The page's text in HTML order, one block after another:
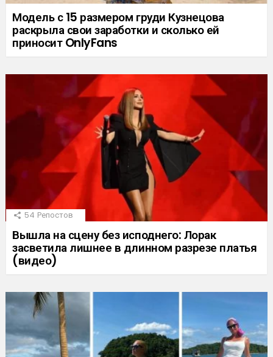
Модель с 15 размером груди Кузнецова
раскрыла свои заработки и сколько ей
приносит OnlyFans
54 Репостов
Вышла на сцену без исподнего: Лорак
засветила лишнее в длинном разрезе платья
(видео)